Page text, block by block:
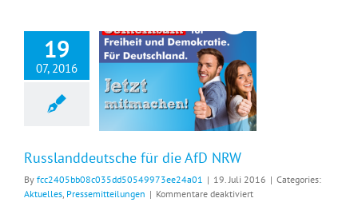
19
07, 2016
Russlanddeutsche für die AfD NRW
By fcc2405bb08c035dd50549973ee24a01 | 19. Juli 2016 | Categories:
Aktuelles, Pressemitteilungen | Kommentare deaktiviertfür